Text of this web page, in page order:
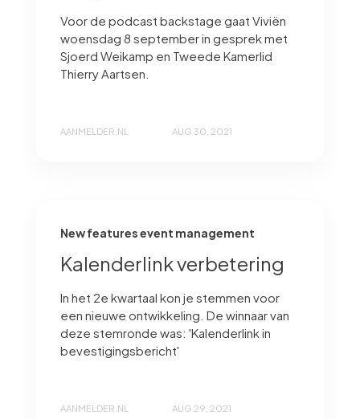
Voor de podcast backstage gaat Viviën
woensdag 8 september in gesprek met
Sjoerd Weikamp en Tweede Kamerlid
Thierry Aartsen.
AANMELDER.NL AUG 30, 2021
New features event management
Kalenderlink verbetering
In het 2e kwartaal kon je stemmen voor
een nieuwe ontwikkeling. De winnaar van
deze stemronde was: 'Kalenderlink in
bevestigingsbericht'
AANMELDER.NL AUG 29, 2021